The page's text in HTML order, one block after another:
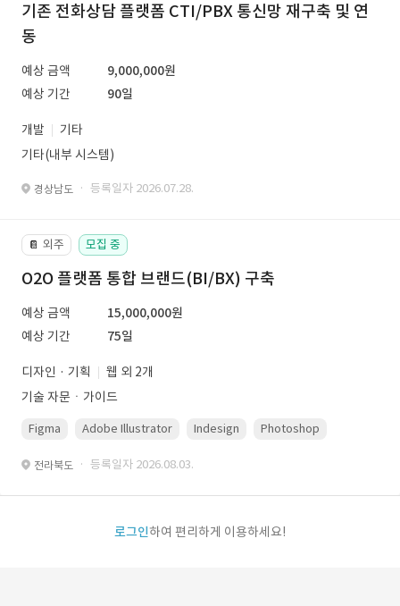
기존 전화상담 플랫폼 CTI/PBX 통신망 재구축 및 연
동
예상 금액
9,000,000원
예상 기간
90일
개발
기타
기타(내부 시스템)
경상남도 · 등록일자 2026.07.28.
📔 외주 모집 중
O2O 플랫폼 통합 브랜드(BI/BX) 구축
예상 금액
15,000,000원
예상 기간
75일
디자인 · 기획
웹 외 2개
기술 자문ㆍ가이드
Figma Adobe Illustrator Indesign Photoshop
전라북도 · 등록일자 2026.08.03.
로그인하여 편리하게 이용하세요!